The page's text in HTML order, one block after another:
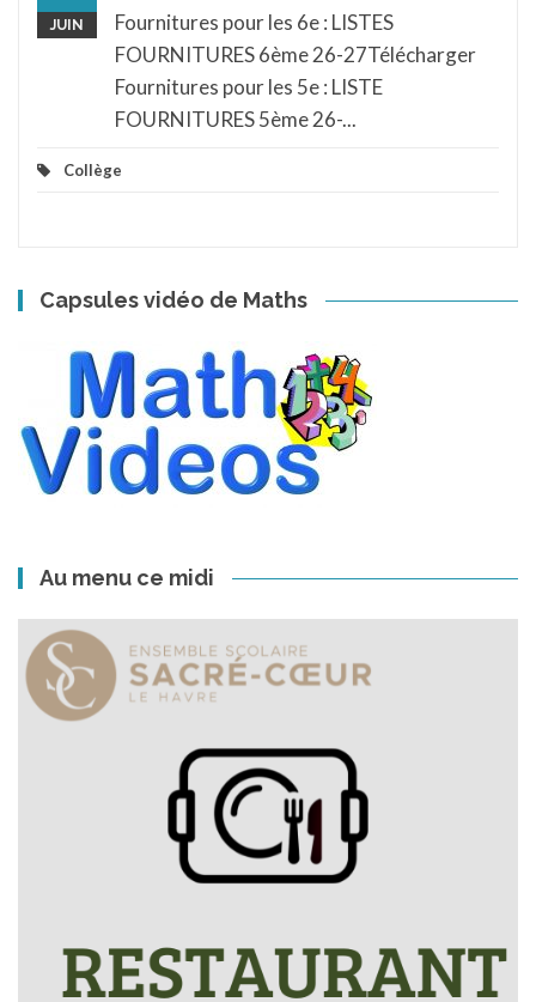
JUIN
Fournitures pour les 6e : LISTES
FOURNITURES 6ème 26-27Télécharger
Fournitures pour les 5e : LISTE
FOURNITURES 5ème 26-...
Collège
Capsules vidéo de Maths
Au menu ce midi